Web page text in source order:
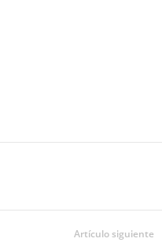
Artículo siguiente